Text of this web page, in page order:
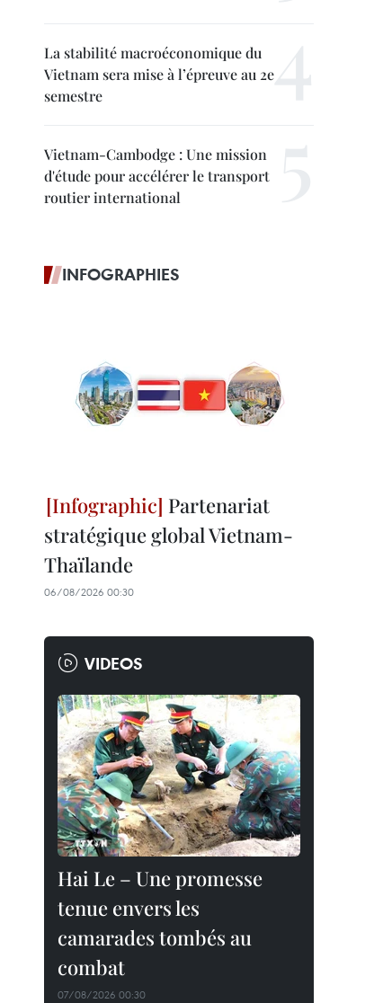
La stabilité macroéconomique du
Vietnam sera mise à l’épreuve au 2e
semestre
Vietnam-Cambodge : Une mission
d'étude pour accélérer le transport
routier international
INFOGRAPHIES
Partenariat
stratégique global Vietnam-
Thaïlande
06/08/2026 00:30
VIDEOS
Hai Le – Une promesse
tenue envers les
camarades tombés au
combat
07/08/2026 00:30